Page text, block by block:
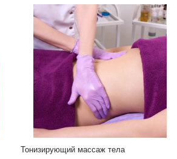
Тонизирующий массаж тела